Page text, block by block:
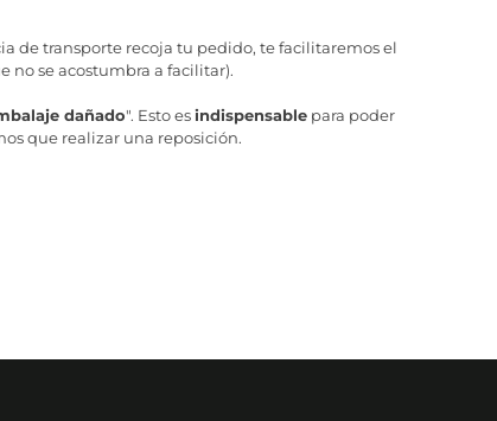
de transporte recoja tu pedido, te facilitaremos el
no se acostumbra a facilitar).
dañado". Esto esindispensablepara poder
que realizar una reposición.